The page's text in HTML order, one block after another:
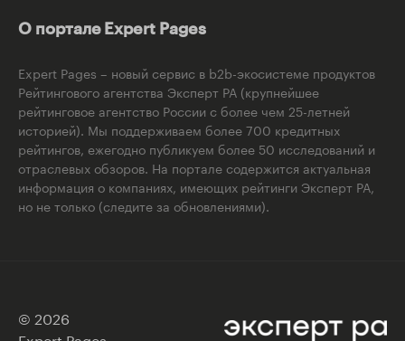
О портале Expert Pages
Expert Pages – новый сервис в b2b-экосистеме продуктов
Рейтингового агентства Эксперт РА (крупнейшее
рейтинговое агентство России с более чем 25-летней
историей). Мы поддерживаем более 700 кредитных
рейтингов, ежегодно публикуем более 50 исследований и
отраслевых обзоров. На портале содержится актуальная
информация о компаниях, имеющих рейтинги Эксперт РА,
но не только (следите за обновлениями).
© 2026